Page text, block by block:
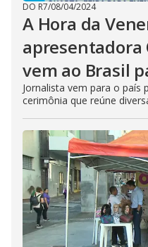
DO R7/08/04/2024
A Hora da
vem ao Brasil
Jornalista vem para o país
cerimônia que reúne